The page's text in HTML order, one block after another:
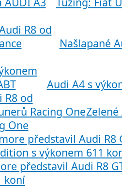
Našlapané
Audi A4 s
Zelené
One
představil Audi R8
koní